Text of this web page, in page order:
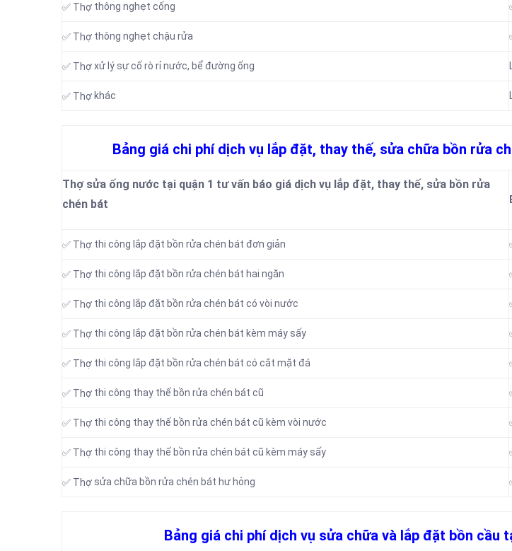
✅ Thợ thông nghẹt cống
✅ Thợ thông nghẹt chậu rửa
✅ Thợxử lý sự cố rò rỉ nước, bể đường ống
✅ Thợ khác
Bảng giá chi phí dịch vụ lắp đặt, thay thế, sửa chữa bồn rửa
Thợ sửa ống nước tại quận 1 tư vấn báo giá dịch vụ lắp đặt, thay thế, sửa bồn rửa
chén bát
✅ Thợ thi công lắp đặt bồn rửa chén bát đơn giản
✅ Thợ thi công lắp đặt bồn rửa chén bát hai ngăn
✅ Thợ thi công lắp đặt bồn rửa chén bát có vòi nước
✅ Thợ thi công lắp đặt bồn rửa chén bát kèm máy sấy
✅ Thợ thi công lắp đặt bồn rửa chén bát có cắt mặt đá
✅ Thợ thi công thay thế bồn rửa chén bát cũ
✅ Thợ thi công thay thế bồn rửa chén bát cũ kèm vòi nước
✅ Thợ thi công thay thế bồn rửa chén bát cũ kèm máy sấy
✅ Thợ sửa chữa bồn rửa chén bát hư hỏng
Bảng giá chi phí dịch vụ sửa chữa và lắp đặt bồn cầu